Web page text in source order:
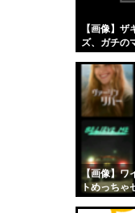
【画像】
ズ、ガチの
w w w w
【画像】
トめっちゃ